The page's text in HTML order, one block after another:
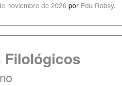
noviembre de 2020 por Edu Robsy.
Filológicos